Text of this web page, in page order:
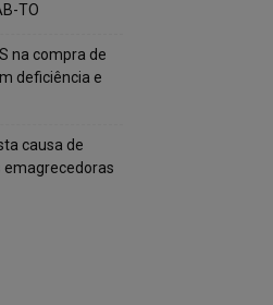
TO
na compra de
deficiência e
causa de
emagrecedoras